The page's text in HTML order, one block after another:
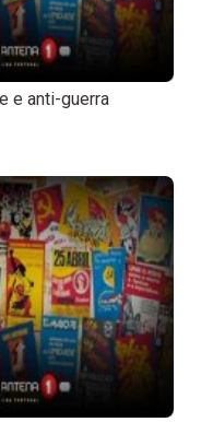
e anti-guerra